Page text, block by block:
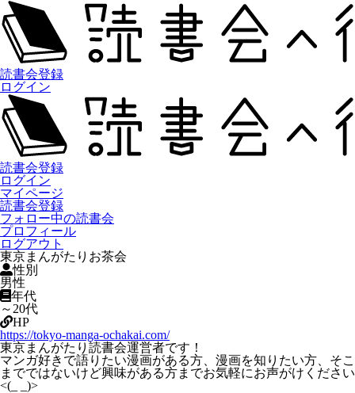
読書会登録
ログイン
読書会登録
ログイン
マイページ
読書会登録
フォロー中の読書会
プロフィール
ログアウト
東京まんがたりお茶会
性別
男性
年代
～20代
HP
https://tokyo-manga-ochakai.com/
東京まんがたり読書会運営者です！
マンガ好きで語りたい漫画がある方、漫画を知りたい方、そこ
までではないけど興味がある方までお気軽にお声がけください
<(_ _)>